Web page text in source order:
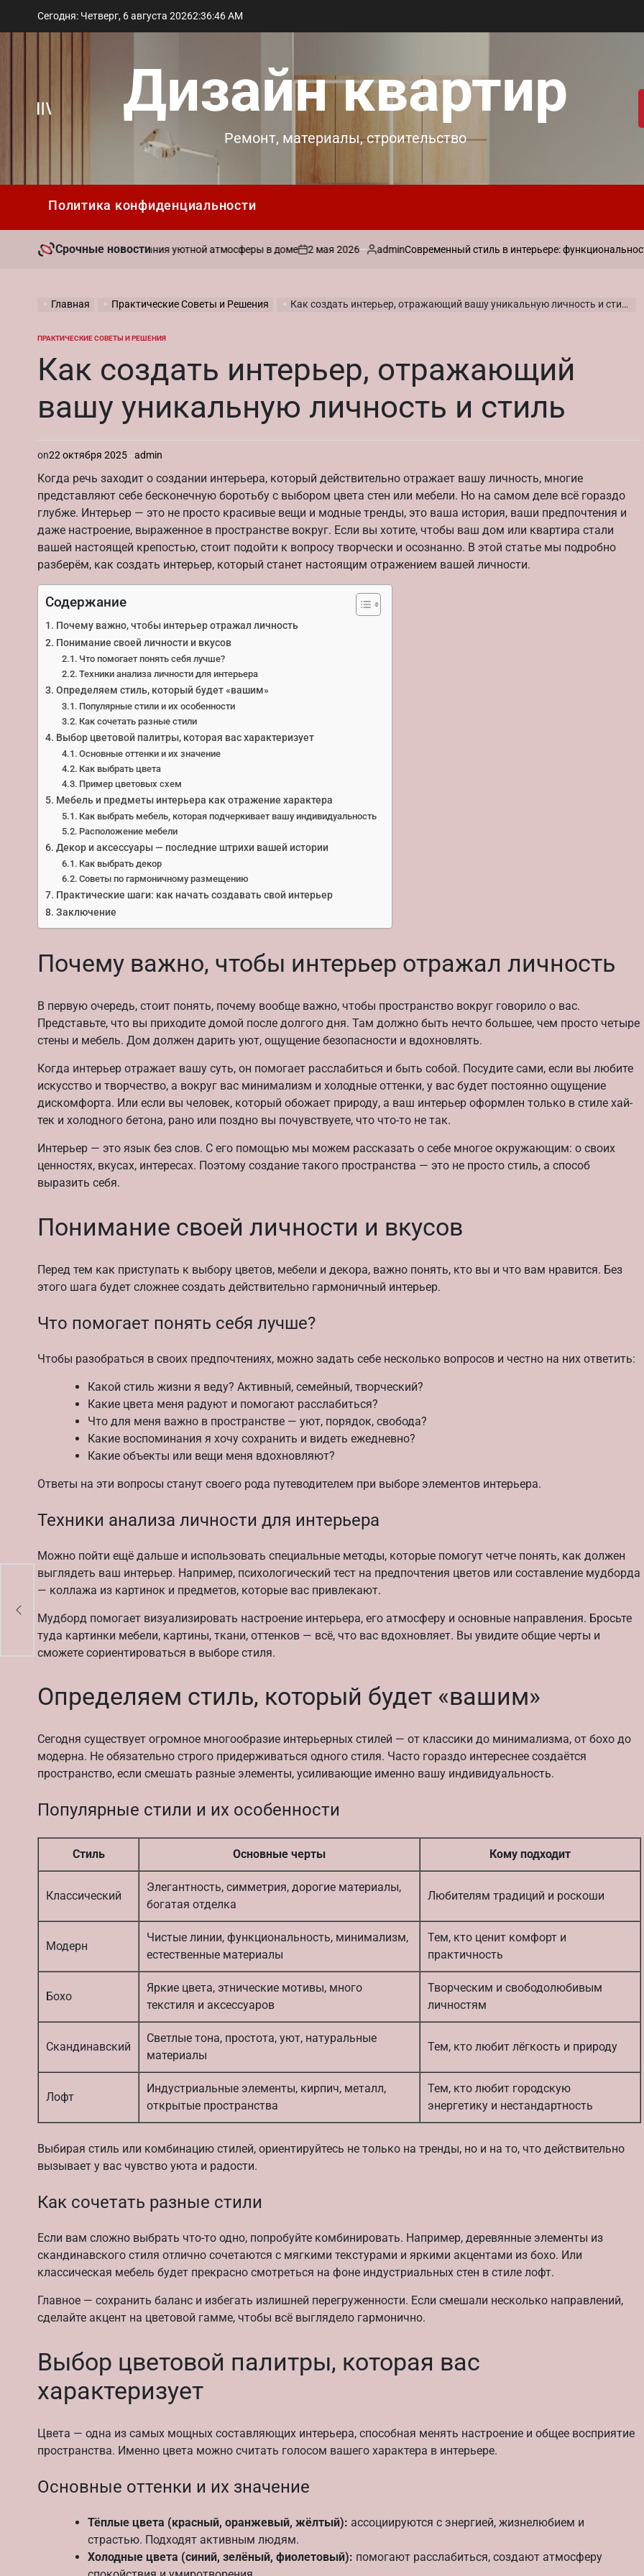
Сегодня: Четверг, 6 августа 20262:36:48AM
Вне
Дизайн квартир
Ремонт, материалы, строительство
Политика конфиденциальности
Срочные новости
ароматы для создания уютной атмосферы в доме
on
2 мая 2026
Запись
adminСовременный стиль в интерьере: функциональность и
Главная Практические Советы и Решения Как создать интерьер, отражающий вашу уникальную личность и стиль
ОПУБЛИКОВАНО
ПРАКТИЧЕСКИЕ СОВЕТЫ И РЕШЕНИЯ
Как создать интерьер, отражающий
вашу уникальную личность и стиль
on22 октября 2025 admin
Когда речь заходит о создании интерьера, который действительно отражает вашу личность, многие
представляют себе бесконечную боротьбу с выбором цвета стен или мебели. Но на самом деле всё гораздо
глубже. Интерьер — это не просто красивые вещи и модные тренды, это ваша история, ваши предпочтения и
даже настроение, выраженное в пространстве вокруг. Если вы хотите, чтобы ваш дом или квартира стали
вашей настоящей крепостью, стоит подойти к вопросу творчески и осознанно. В этой статье мы подробно
разберём, как создать интерьер, который станет настоящим отражением вашей личности.
Содержание
Почему важно, чтобы интерьер отражал личность
Понимание своей личности и вкусов
Что помогает понять себя лучше?
Техники анализа личности для интерьера
Определяем стиль, который будет «вашим»
Популярные стили и их особенности
Как сочетать разные стили
Выбор цветовой палитры, которая вас характеризует
Основные оттенки и их значение
Как выбрать цвета
Пример цветовых схем
Мебель и предметы интерьера как отражение характера
Как выбрать мебель, которая подчеркивает вашу индивидуальность
Расположение мебели
Декор и аксессуары — последние штрихи вашей истории
Как выбрать декор
Советы по гармоничному размещению
Практические шаги: как начать создавать свой интерьер
Заключение
Почему важно, чтобы интерьер отражал личность
В первую очередь, стоит понять, почему вообще важно, чтобы пространство вокруг говорило о вас.
Представьте, что вы приходите домой после долгого дня. Там должно быть нечто большее, чем просто четыре
стены и мебель. Дом должен дарить уют, ощущение безопасности и вдохновлять.
Когда интерьер отражает вашу суть, он помогает расслабиться и быть собой. Посудите сами, если вы любите
искусство и творчество, а вокруг вас минимализм и холодные оттенки, у вас будет постоянно ощущение
дискомфорта. Или если вы человек, который обожает природу, а ваш интерьер оформлен только в стиле хай-
тек и холодного бетона, рано или поздно вы почувствуете, что что-то не так.
Интерьер — это язык без слов. С его помощью мы можем рассказать о себе многое окружающим: о своих
ценностях, вкусах, интересах. Поэтому создание такого пространства — это не просто стиль, а способ
выразить себя.
Понимание своей личности и вкусов
Перед тем как приступать к выбору цветов, мебели и декора, важно понять, кто вы и что вам нравится. Без
этого шага будет сложнее создать действительно гармоничный интерьер.
Что помогает понять себя лучше?
Чтобы разобраться в своих предпочтениях, можно задать себе несколько вопросов и честно на них ответить:
Какой стиль жизни я веду? Активный, семейный, творческий?
Какие цвета меня радуют и помогают расслабиться?
Что для меня важно в пространстве — уют, порядок, свобода?
Какие воспоминания я хочу сохранить и видеть ежедневно?
Какие объекты или вещи меня вдохновляют?
Ответы на эти вопросы станут своего рода путеводителем при выборе элементов интерьера.
Техники анализа личности для интерьера
Можно пойти ещё дальше и использовать специальные методы, которые помогут четче понять, как должен
выглядеть ваш интерьер. Например, психологический тест на предпочтения цветов или составление мудборда
— коллажа из картинок и предметов, которые вас привлекают.
Мудборд помогает визуализировать настроение интерьера, его атмосферу и основные направления. Бросьте
туда картинки мебели, картины, ткани, оттенков — всё, что вас вдохновляет. Вы увидите общие черты и
сможете сориентироваться в выборе стиля.
Определяем стиль, который будет «вашим»
Сегодня существует огромное многообразие интерьерных стилей — от классики до минимализма, от бохо до
модерна. Не обязательно строго придерживаться одного стиля. Часто гораздо интереснее создаётся
пространство, если смешать разные элементы, усиливающие именно вашу индивидуальность.
Популярные стили и их особенности
Стиль Основные черты Кому подходит
Классический
Элегантность, симметрия, дорогие материалы,
богатая отделка
Любителям традиций и роскоши
Модерн
Чистые линии, функциональность, минимализм,
естественные материалы
Тем, кто ценит комфорт и
практичность
Бохо
Яркие цвета, этнические мотивы, много
текстиля и аксессуаров
Творческим и свободолюбивым
личностям
Скандинавский
Светлые тона, простота, уют, натуральные
материалы
Тем, кто любит лёгкость и природу
Лофт
Индустриальные элементы, кирпич, металл,
открытые пространства
Тем, кто любит городскую
энергетику и нестандартность
Выбирая стиль или комбинацию стилей, ориентируйтесь не только на тренды, но и на то, что действительно
вызывает у вас чувство уюта и радости.
Как сочетать разные стили
Если вам сложно выбрать что-то одно, попробуйте комбинировать. Например, деревянные элементы из
скандинавского стиля отлично сочетаются с мягкими текстурами и яркими акцентами из бохо. Или
классическая мебель будет прекрасно смотреться на фоне индустриальных стен в стиле лофт.
Главное — сохранить баланс и избегать излишней перегруженности. Если смешали несколько направлений,
сделайте акцент на цветовой гамме, чтобы всё выглядело гармонично.
Выбор цветовой палитры, которая вас
характеризует
Цвета — одна из самых мощных составляющих интерьера, способная менять настроение и общее восприятие
пространства. Именно цвета можно считать голосом вашего характера в интерьере.
Основные оттенки и их значение
Тёплые цвета (красный, оранжевый, жёлтый): ассоциируются с энергией, жизнелюбием и
страстью. Подходят активным людям.
Холодные цвета (синий, зелёный, фиолетовый): помогают расслабиться, создают атмосферу